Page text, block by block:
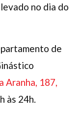
no dia do
de
Aranha, 187,
às 24h.